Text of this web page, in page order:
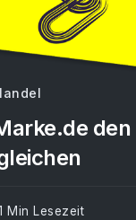
den
Min Lesezeit